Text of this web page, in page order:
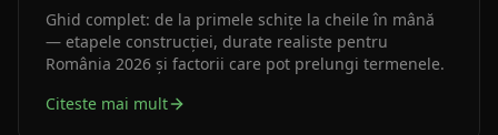
lucrările
Ghid complet: de la primele schițe la cheile în mână
— etapele construcției, durate realiste pentru
România 2026 și factorii care pot prelungi termenele.
Citeste mai mult